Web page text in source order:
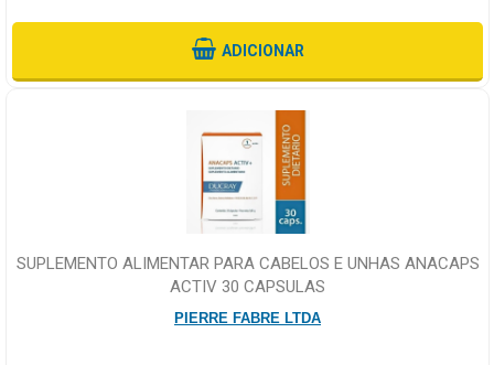
ADICIONAR
SUPLEMENTO ALIMENTAR PARA CABELOS E UNHAS ANACAPS
ACTIV 30 CAPSULAS
PIERRE FABRE LTDA